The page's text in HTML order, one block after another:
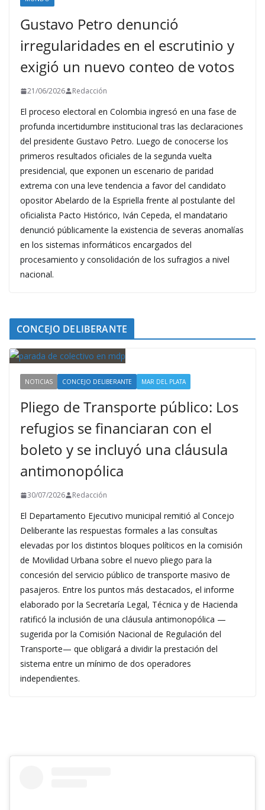
Gustavo Petro denunció
irregularidades en el escrutinio y
exigió un nuevo conteo de votos
21/06/2026 Redacción
El proceso electoral en Colombia ingresó en una fase de
profunda incertidumbre institucional tras las declaraciones
del presidente Gustavo Petro. Luego de conocerse los
primeros resultados oficiales de la segunda vuelta
presidencial, que exponen un escenario de paridad
extrema con una leve tendencia a favor del candidato
opositor Abelardo de la Espriella frente al postulante del
oficialista Pacto Histórico, Iván Cepeda, el mandatario
denunció públicamente la existencia de severas anomalías
en los sistemas informáticos encargados del
procesamiento y consolidación de los sufragios a nivel
nacional.
CONCEJO DELIBERANTE
NOTICIAS CONCEJO DELIBERANTE MAR DEL PLATA
Pliego de Transporte público: Los
refugios se financiaran con el
boleto y se incluyó una cláusula
antimonopólica
30/07/2026 Redacción
El Departamento Ejecutivo municipal remitió al Concejo
Deliberante las respuestas formales a las consultas
elevadas por los distintos bloques políticos en la comisión
de Movilidad Urbana sobre el nuevo pliego para la
concesión del servicio público de transporte masivo de
pasajeros. Entre los puntos más destacados, el informe
elaborado por la Secretaría Legal, Técnica y de Hacienda
ratificó la inclusión de una cláusula antimonopólica —
sugerida por la Comisión Nacional de Regulación del
Transporte— que obligará a dividir la prestación del
sistema entre un mínimo de dos operadores
independientes.